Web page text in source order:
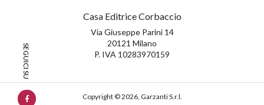
Casa Editrice Corbaccio
Via Giuseppe Parini 14
20121 Milano
P. IVA 10283970159
Copyright © 2026, Garzanti S.r.l.